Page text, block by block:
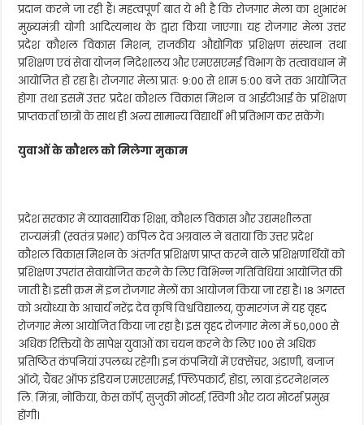
प्रदान करने जा रही हैं। महत्वपूर्ण बात ये भी है कि रोजगार मेला का शुभारंभ
मुख्यमंत्री योगी आदित्यनाथ के द्वारा किया जाएगा। यह रोजगार मेला उत्तर
प्रदेश कौशल विकास मिशन, राजकीय औद्योगिक प्रशिक्षण संस्थान तथा
प्रशिक्षण एवं सेवा योजन निदेशालय और एमएसएमई विभाग के तत्वावधान में
आयोजित हो रहा है। रोजगार मेला प्रातः 9:00 से शाम 5:00 बजे तक आयोजित
होगा तथा इसमें उत्तर प्रदेश कौशल विकास मिशन व आईटीआई के प्रशिक्षण
प्राप्तकर्ता छात्रों के साथ ही अन्य सामान्य विद्यार्थी भी प्रतिभाग कर सकेंगे।
युवाओं के कौशल को मिलेगा मुकाम
प्रदेश सरकार में व्यावसायिक शिक्षा, कौशल विकास और उद्यमशीलता
राज्यमंत्री (स्वतंत्र प्रभार) कपिल देव अग्रवाल ने बताया कि उत्तर प्रदेश
कौशल विकास मिशन के अंतर्गत प्रशिक्षण प्राप्त करने वाले प्रशिक्षणर्थियों को
प्रशिक्षण उपरांत सेवायोजित करने के लिए विभिन्न गतिविधियां आयोजित की
जाती है। इसी क्रम में इन रोजगार मेलों का आयोजन किया जा रहा है। 18 अगस्त
को अयोध्या के आचार्य नरेंद्र देव कृषि विश्वविद्यालय, कुमारगंज में यह वृहद
रोजगार मेला आयोजित किया जा रहा है। इस वृहद रोजगार मेला में 50,000 से
अधिक रिक्तियों के सापेक्ष युवाओं का चयन करने के लिए 100 से अधिक
प्रतिष्ठित कंपनियां उपलब्ध रहेगी। इन कंपनियों में एक्सेंचर, अडाणी, बजाज
ऑटो, चैंबर ऑफ इंडियन एमएसएमई, फ्लिपकार्ट, होंडा, लावा इंटरनेशनल
लि. मिंत्रा, नोकिया, केस कॉर्प, सुजुकी मोटर्स, स्विगी और टाटा मोटर्स प्रमुख
होंगी।